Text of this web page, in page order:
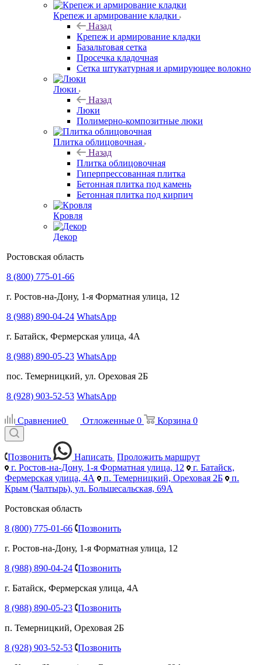
Крепеж и армирование кладки
Назад
Крепеж и армирование кладки
Базальтовая сетка
Просечка кладочная
Сетка штукатурная и армирующее волокно
Люки
Назад
Люки
Полимерно-композитные люки
Плитка облицовочная
Назад
Плитка облицовочная
Гиперпрессованная плитка
Бетонная плитка под камень
Бетонная плитка под кирпич
Кровля
Декор
Ростовская область
8 (800) 775-01-66
г. Ростов-на-Дону, 1-я Форматная улица, 12
8 (988) 890-04-24 WhatsApp
г. Батайск, Фермерская улица, 4А
8 (988) 890-05-23 WhatsApp
пос. Темерницкий, ул. Ореховая 2Б
8 (928) 903-52-53 WhatsApp
Сравнение0 Отложенные 0 Корзина 0
Позвонить Написать Проложить маршрут
г. Ростов-на-Дону, 1-я Форматная улица, 12
г. Батайск,
Фермерская улица, 4А
п. Темерницкий, Ореховая 2Б
п.
Крым (Чалтырь), ул. Большесальская, 69А
Ростовская область
8 (800) 775-01-66 Позвонить
г. Ростов-на-Дону, 1-я Форматная улица, 12
8 (988) 890-04-24 Позвонить
г. Батайск, Фермерская улица, 4А
8 (988) 890-05-23 Позвонить
п. Темерницкий, Ореховая 2Б
8 (928) 903-52-53 Позвонить